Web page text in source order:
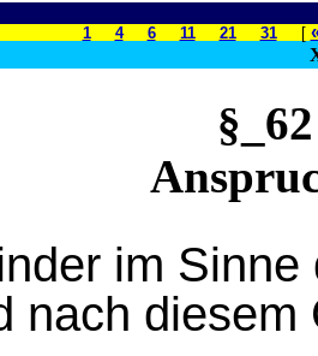
1 4 6 11 21 31[
im
nach diesem